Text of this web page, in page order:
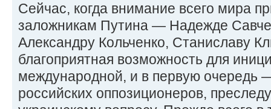
Сейчас, когда внимание всего мира
заложникам Путина — Надежде
Александру Кольченко, Станиславу
благоприятная возможность для
международной, и в первую очередь
российских оппозиционеров,